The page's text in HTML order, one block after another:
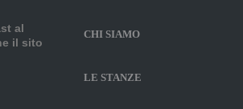
al
il sito
CHI SIAMO
LE STANZE